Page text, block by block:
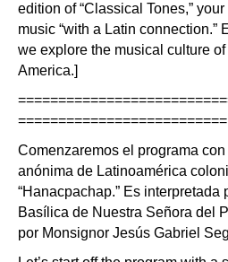
edition of “Classical Tones,”
music “with a Latin connection.”
we explore the musical culture
America.]
==========================
Comenzaremos el programa
anónima de Latinoamérica
“Hanacpachap.” Es interpretada
Basílica de Nuestra Señora del
por Monsignor Jesús Gabriel